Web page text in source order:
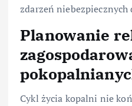
zdarzeń
Planowanie
Cykl życia kopalni nie